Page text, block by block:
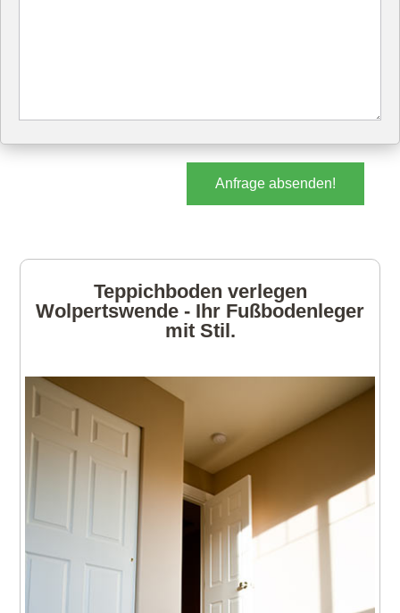
Anfrage absenden!
Teppichboden verlegen
Wolpertswende - Ihr Fußbodenleger
mit Stil.